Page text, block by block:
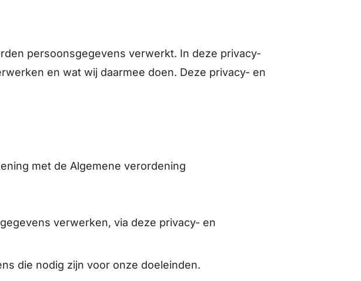
persoonsgegevens verwerkt. In deze privacy-
en wat wij daarmee doen. Deze privacy- en
met de Algemene verordening
verwerken, via deze privacy- en
die nodig zijn voor onze doeleinden.